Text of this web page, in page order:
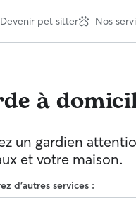
Devenir pet sitter Nos
à
un gardien
et votre maison.
d'autres services :